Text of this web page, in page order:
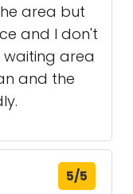
area but
and I don't
area
and the
5/5